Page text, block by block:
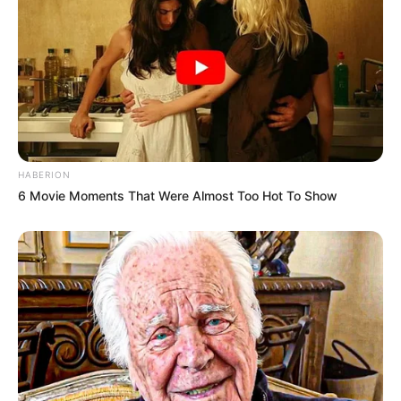
Pour vous aider à faire votre prono n’hésitez pas à utiliser
notre logiciel dePronostics-Spot ou bien notrelogiciel-Turf
ils ont l’avantage d’être gratuits.
HABERION
6 Movie Moments That Were Almost Too Hot To Show